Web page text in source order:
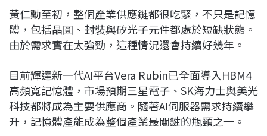
黃仁勳至初，整個產業供應鏈都很吃緊，不只是記憶
體，包括晶圓、封裝與矽光子元件都處於短缺狀態。
由於需求實在太強勁，這種情況還會持續好幾年。
目前輝達新一代AI平台Vera Rubin已全面導入HBM4
高頻寬記憶體，市場預期三星電子、SK海力士與美光
科技都將成為主要供應商。隨著AI伺服器需求持續攀
升，記憶體產能成為整個產業最關鍵的瓶頸之一。